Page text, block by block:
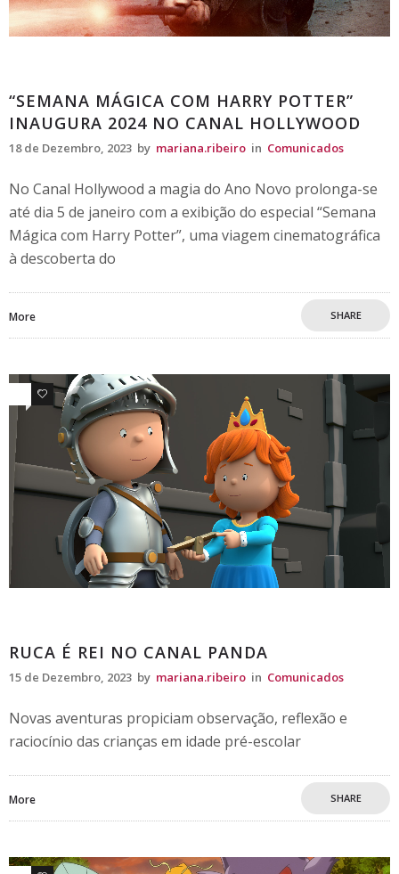
“SEMANA MÁGICA COM HARRY POTTER”
INAUGURA 2024 NO CANAL HOLLYWOOD
18 de Dezembro, 2023 by mariana.ribeiro in Comunicados
No Canal Hollywood a magia do Ano Novo prolonga-se
até dia 5 de janeiro com a exibição do especial “Semana
Mágica com Harry Potter”, uma viagem cinematográfica
à descoberta do
More SHARE
0
RUCA É REI NO CANAL PANDA
15 de Dezembro, 2023 by mariana.ribeiro in Comunicados
Novas aventuras propiciam observação, reflexão e
raciocínio das crianças em idade pré-escolar
More SHARE